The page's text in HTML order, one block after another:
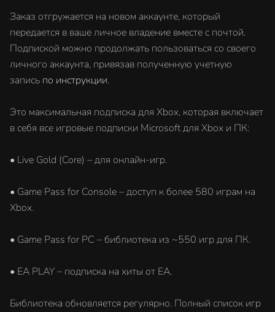
Заказ отгружается на новом аккаунте, который
передается в ваше личное владение вместе с почтой.
Подпиской можно продолжать пользоваться со своего
личного аккаунта, привязав полученную учетную
запись по инструкции.
Это максимальная подписка для Xbox, которая включает
в себя все игровые подписки Microsoft для Xbox и ПК:
• Live Gold (Core) – для онлайн-игр.
• Game Pass for Console – доступ к более 580 играм на
Xbox.
• Game Pass for PC – библиотека из ~550 игр для ПК.
• EA PLAY – подписка на хиты от EA.
Библиотека обновляется регулярно. Полный список игр